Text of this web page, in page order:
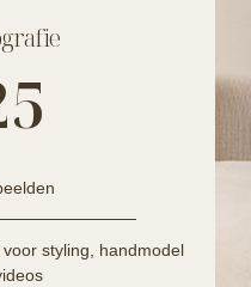
styling, handmodel